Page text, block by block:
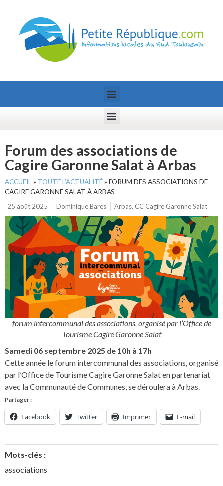
Forum des associations de
Cagire Garonne Salat à Arbas
ACCUEIL » TOUTE L’ACTUALITÉ» FORUM DES ASSOCIATIONS DE
CAGIRE GARONNE SALAT À ARBAS
25 août 2025
Dominique Bares Arbas, CC Cagire Garonne Salat
forum intercommunal des associations, organisé par l’Office de
Tourisme Cagire Garonne Salat
Samedi 06 septembre 2025 de 10h à 17h
Cette année le forum intercommunal des associations, organisé
par l’Office de Tourisme Cagire Garonne Salat en partenariat
avec la Communauté de Communes, se déroulera à Arbas.
Partager :
Facebook Twitter Imprimer E-mail
Mots-clés :
associations